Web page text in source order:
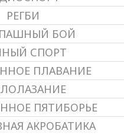
РЕГБИ
БОЙ
СПОРТ
ПЛАВАНИЕ
ПЯТИБОРЬЕ
АКРОБАТИКА